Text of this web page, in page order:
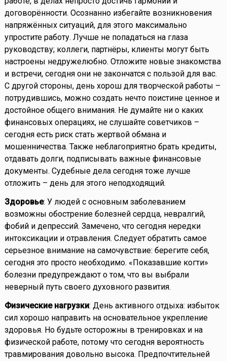
договорённости. Осознанно избегайте возникновения
напряжённых ситуаций, для этого максимально
упростите работу. Лучше не попадаться на глаза
руководству; коллеги, партнёры, клиенты могут быть
настроены недружелюбно. Отложите новые знакомства
и встречи, сегодня они не закончатся с пользой для вас.
С другой стороны, день хорош для творческой работы –
потрудившись, можно создать нечто поистине ценное и
достойное общего внимания. Не думайте ни о каких
финансовых операциях, не слушайте советчиков –
сегодня есть риск стать жертвой обмана и
мошенничества. Также неблагоприятно брать кредиты,
отдавать долги, подписывать важные финансовые
документы. Судебные дела сегодня тоже лучше
отложить – день для этого неподходящий.
Здоровье: У людей с основным заболеванием
возможны обострение болезней сердца, невралгий,
фобий и депрессий. Замечено, что сегодня нередки
интоксикации и отравления. Следует обратить самое
серьезное внимание на самочувствие: берегите себя,
сегодня это просто необходимо. «Показавшие когти»
болезни предупреждают о том, что вы выбрали
неверный путь своего духовного развития.
Физические нагрузки: День активного отдыха: избыток
сил хорошо направить на основательное укрепление
здоровья. Но будьте осторожны в тренировках и на
физической работе, потому что сегодня вероятность
травмирования довольно высока. Предпочтительней